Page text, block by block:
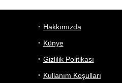
Hakkımızda
Künye
Gizlilik Politikası
Kullanım Koşulları